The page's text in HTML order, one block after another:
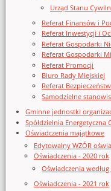
Urząd Stanu
Referat Finansów i
Referat Inwestycji i
Referat Gospodarki
Referat Gospodarki
Referat Promocji
Biuro Rady Miejskiej
Referat
Samodzielne
Gminne jednostki
Spółdzielnia Energetyczna
Oświadczenia majątkowe
Edytowalny WZÓR
Oświadczenia - 2020 rok
Oświadczenia
Oświadczenia - 2021 rok